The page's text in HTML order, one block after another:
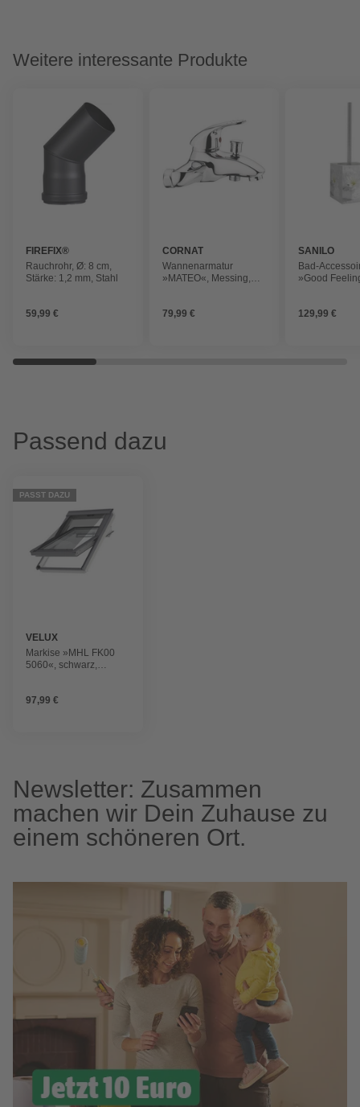
Weitere interessante Produkte
FIREFIX®
Rauchrohr, Ø: 8 cm,
Stärke: 1,2 mm, Stahl
59,99 €
CORNAT
Wannenarmatur
»MATEO«, Messing,
79,99 €
SANILO
Bad-
»Good
129,99 €
Passend dazu
PASST DAZU
VELUX
Markise »MHL FK00
5060«, schwarz,
97,99 €
Newsletter: Zusammen
machen wir Dein Zuhause zu
einem schöneren Ort.